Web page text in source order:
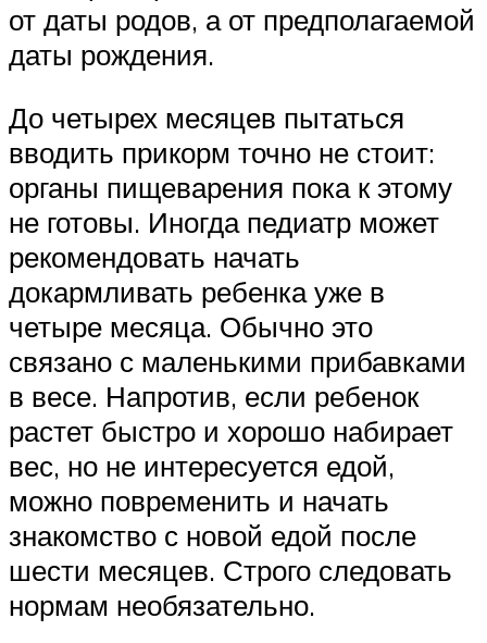
от даты родов, а от предполагаемой
даты рождения.
До четырех месяцев пытаться
вводить прикорм точно не стоит:
органы пищеварения пока к этому
не готовы. Иногда педиатр может
рекомендовать начать
докармливать ребенка уже в
четыре месяца. Обычно это
связано с маленькими прибавками
в весе. Напротив, если ребенок
растет быстро и хорошо набирает
вес, но не интересуется едой,
можно повременить и начать
знакомство с новой едой после
шести месяцев. Строго следовать
нормам необязательно.